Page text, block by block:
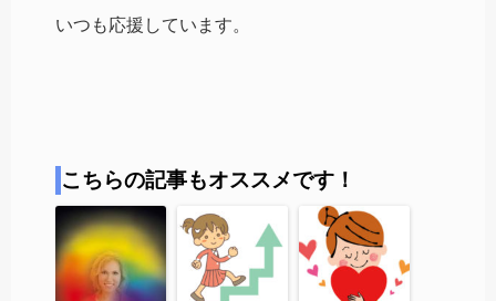
いつも応援しています。
こちらの記事もオススメです！